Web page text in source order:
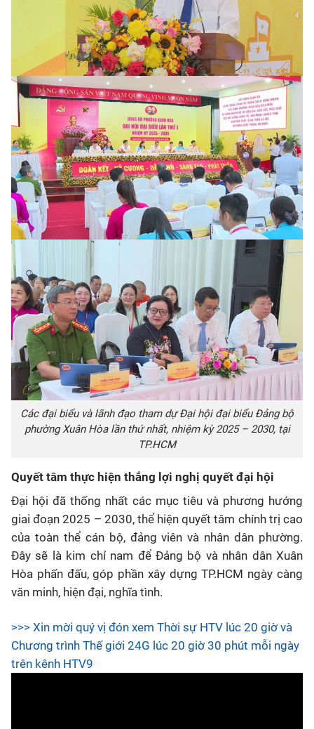
Các đại biểu và lãnh đạo tham dự Đại hội đại biểu Đảng bộ
phường Xuân Hòa lần thứ nhất, nhiệm kỳ 2025 – 2030, tại
TP.HCM
Quyết tâm thực hiện thắng lợi nghị quyết đại hội
Đại hội đã thống nhất các mục tiêu và phương hướng
giai đoạn 2025 – 2030, thể hiện quyết tâm chính trị cao
của toàn thể cán bộ, đảng viên và nhân dân phường.
Đây sẽ là kim chỉ nam để Đảng bộ và nhân dân Xuân
Hòa phấn đấu, góp phần xây dựng TP.HCM ngày càng
văn minh, hiện đại, nghĩa tình.
>>> Xin mời quý vị đón xem Thời sự HTV lúc 20 giờ và
Chương trình Thế giới 24G lúc 20 giờ 30 phút mỗi ngày
trên kênh HTV9